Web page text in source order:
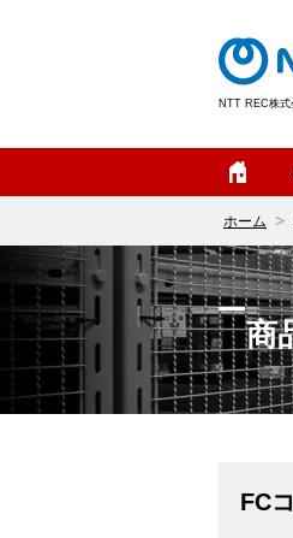
NTT REC株式
ホーム
商
FC